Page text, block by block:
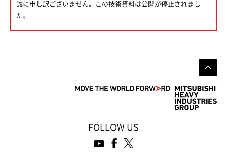
誠に申し訳ございません。この技術資料は公開が停止されまし
た。
FOLLOW US